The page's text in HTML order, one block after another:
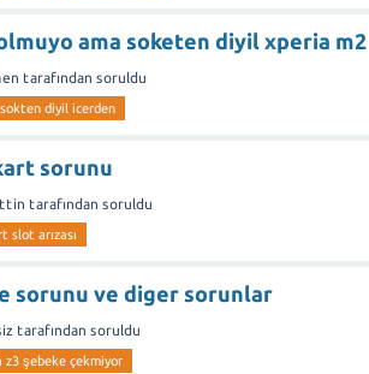
ama soketen diyil xperia m2
tarafından soruldu
diyil icerden
sorunu
tarafından soruldu
slot arızası
sorunu ve diger sorunlar
tarafından soruldu
z3 şebeke çekmiyor